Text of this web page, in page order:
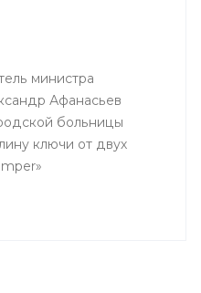
министра
Афанасьев
больницы
ключи от двух